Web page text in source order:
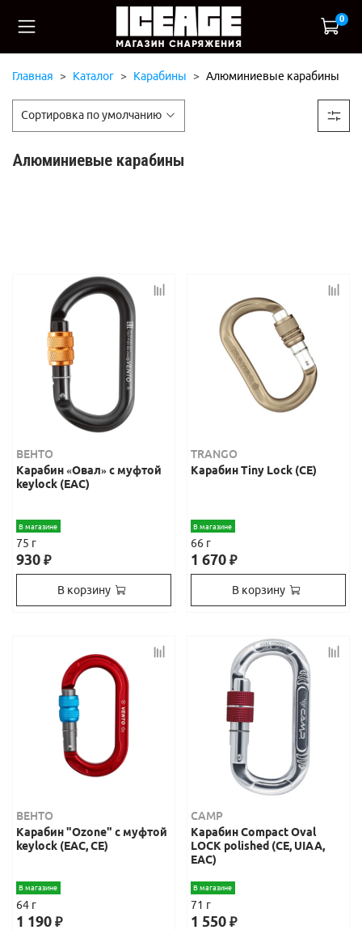
0
Главная Каталог Карабины Алюминиевые карабины
Алюминиевые карабины
ВЕНТО
Карабин «Овал» с муфтой
keylock (EAC)
В магазине
75 г
930₽
В корзину
TRANGO
Карабин Tiny Lock (СЕ)
В магазине
66 г
1 670₽
В корзину
ВЕНТО
Карабин "Ozone" с муфтой
keylock (EAC, CE)
В магазине
64 г
1 190₽
CAMP
Карабин Compact Oval
LOCK polished (СЕ, UIAA,
EAC)
В магазине
71 г
1 550₽